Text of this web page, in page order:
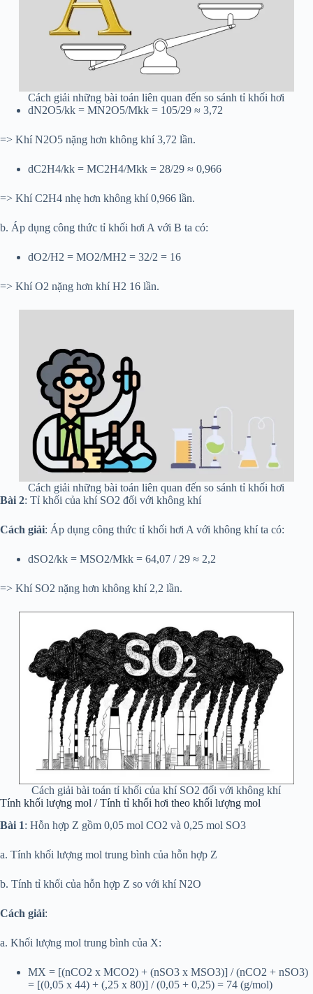
Cách giải những bài toán liên quan đến so sánh tỉ khối hơi
dN2O5/kk = MN2O5/Mkk = 105/29 ≈ 3,72
=> Khí N2O5 nặng hơn không khí 3,72 lần.
dC2H4/kk = MC2H4/Mkk = 28/29 ≈ 0,966
=> Khí C2H4 nhẹ hơn không khí 0,966 lần.
b. Áp dụng công thức tỉ khối hơi A với B ta có:
dO2/H2 = MO2/MH2 = 32/2 = 16
=> Khí O2 nặng hơn khí H2 16 lần.
Cách giải những bài toán liên quan đến so sánh tỉ khối hơi
Bài 2: Tỉ khối của khí SO2 đối với không khí
Cách giải: Áp dụng công thức tỉ khối hơi A với không khí ta có:
dSO2/kk = MSO2/Mkk = 64,07 / 29 ≈ 2,2
=> Khí SO2 nặng hơn không khí 2,2 lần.
Cách giải bài toán tỉ khối của khí SO2 đối với không khí
Tính khối lượng mol / Tính tỉ khối hơi theo khối lượng mol
Bài 1: Hỗn hợp Z gồm 0,05 mol CO2 và 0,25 mol SO3
a. Tính khối lượng mol trung bình của hỗn hợp Z
b. Tính tỉ khối của hỗn hợp Z so với khí N2O
Cách giải:
a. Khối lượng mol trung bình của X:
MX = [(nCO2 x MCO2) + (nSO3 x MSO3)] / (nCO2 + nSO3)
= [(0,05 x 44) + (,25 x 80)] / (0,05 + 0,25) = 74 (g/mol)